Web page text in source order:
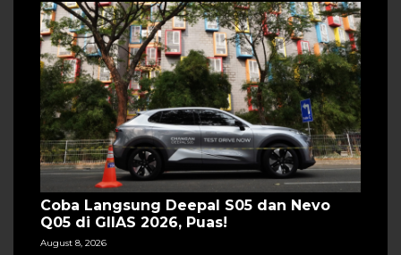
Coba Langsung Deepal S05 dan Nevo
Q05 di GIIAS 2026, Puas!
August 8, 2026